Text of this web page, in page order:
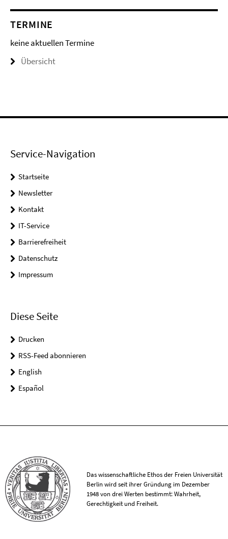
TERMINE
keine aktuellen Termine
Übersicht
Service-Navigation
Startseite
Newsletter
Kontakt
IT-Service
Barrierefreiheit
Datenschutz
Impressum
Diese Seite
Drucken
RSS-Feed abonnieren
English
Español
Das wissenschaftliche Ethos der Freien Universität
Berlin wird seit ihrer Gründung im Dezember
1948 von drei Werten bestimmt: Wahrheit,
Gerechtigkeit und Freiheit.